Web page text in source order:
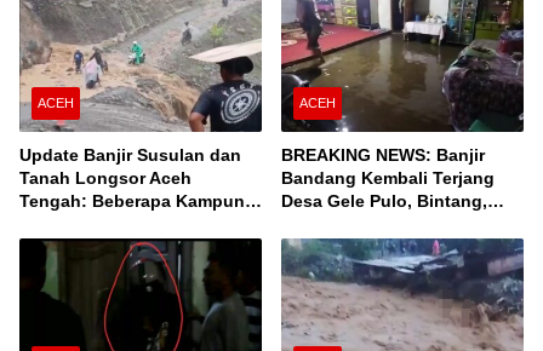
ACEH
Update Banjir Susulan dan
Tanah Longsor Aceh
Tengah: Beberapa Kampung
ACEH
BREAKING NEWS: Banjir
Bandang Kembali Terjang
Desa Gele Pulo, Bintang,